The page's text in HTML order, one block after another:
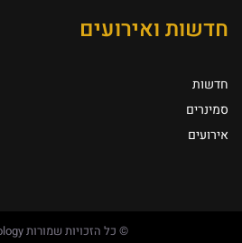
חדשות ואירועים
חדשות
סמינרים
אירועים
© כל הזכויות שמורות Biotechnology